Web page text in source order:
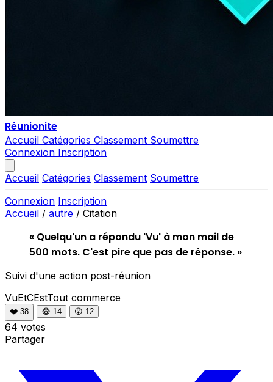
Réunionite
Accueil Catégories Classement Soumettre
Connexion Inscription
Accueil Catégories Classement Soumettre
Connexion Inscription
Accueil / autre / Citation
« Quelqu'un a répondu 'Vu' à mon mail de
500 mots. C'est pire que pas de réponse. »
Suivi d'une action post-réunion
VuEtCEstTout commerce
❤️ 38 😂 14 😮 12
64 votes
Partager